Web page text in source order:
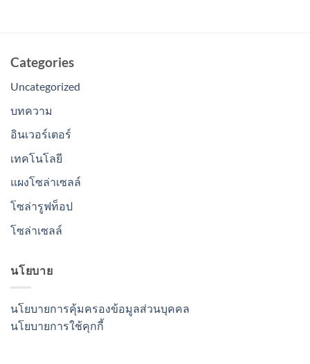
Categories
Uncategorized
บทความ
อินเวอร์เตอร์
เทคโนโลยี
แผงโซล่าเซลล์
โซล่ารูฟท็อป
โซล่าเซลล์
นโยบาย
นโยบายการคุ้มครองข้อมูลส่วนบุคคล
นโยบายการใช้คุกกี้